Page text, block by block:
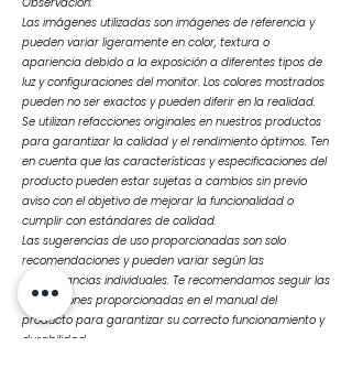
Las imágenes utilizadas son imágenes de referencia y
pueden variar ligeramente en color, textura o
apariencia debido a la exposición a diferentes tipos de
luz y configuraciones del monitor. Los colores mostrados
pueden no ser exactos y pueden diferir en la realidad.
Se utilizan refacciones originales en nuestros productos
para garantizar la calidad y el rendimiento óptimos. Ten
en cuenta que las características y especificaciones del
producto pueden estar sujetas a cambios sin previo
aviso con el objetivo de mejorar la funcionalidad o
cumplir con estándares de calidad.
Las sugerencias de uso proporcionadas son solo
recomendaciones y pueden variar según las
circunstancias individuales. Te recomendamos seguir las
instrucciones proporcionadas en el manual del
producto para garantizar su correcto funcionamiento y
durabilidad.